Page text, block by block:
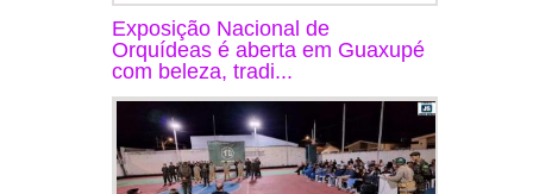
Exposição Nacional de
Orquídeas é aberta em Guaxupé
com beleza, tradi...